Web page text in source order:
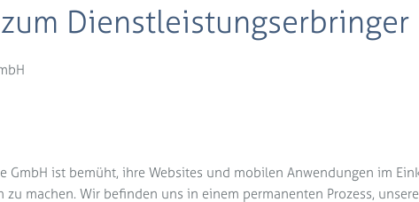
Dienstleistungserbringer
GmbH ist bemüht, ihre Websites und mobilen Anwendungen im
zu machen. Wir befinden uns in einem permanenten Prozess,